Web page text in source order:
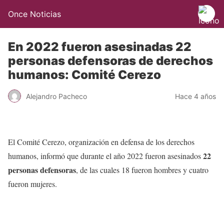
Once Noticias
En 2022 fueron asesinadas 22
personas defensoras de derechos
humanos: Comité Cerezo
Alejandro Pacheco Hace 4 años
El Comité Cerezo, organización en defensa de los derechos
humanos, informó que durante el año 2022 fueron asesinados22
personas defensoras, de las cuales 18 fueron hombres y cuatro
fueron mujeres.